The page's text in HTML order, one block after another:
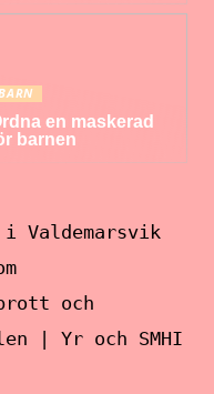
en maskerad
barnen
och
| Yr och SMHI